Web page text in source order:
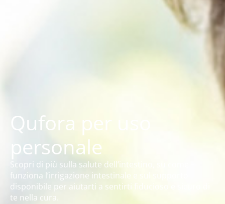
Qufora per uso
personale
Scopri di più sulla salute dell’intestino, su come
funziona l’irrigazione intestinale e sul supporto
disponibile per aiutarti a sentirti fiducioso e sicuro di
te nella cura.